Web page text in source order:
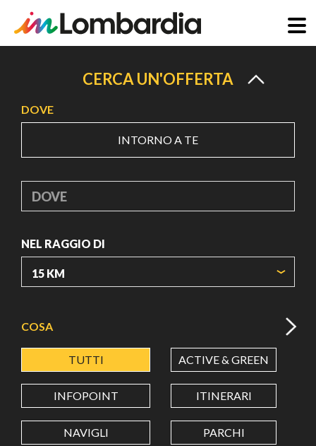
principale
CERCA UN'OFFERTA
DOVE
INTORNO A TE
DOVE
NEL RAGGIO DI
LATITUDINE
LONGITUDINE
COSA
TUTTI ACTIVE & GREEN
INFOPOINT ITINERARI
NAVIGLI PARCHI